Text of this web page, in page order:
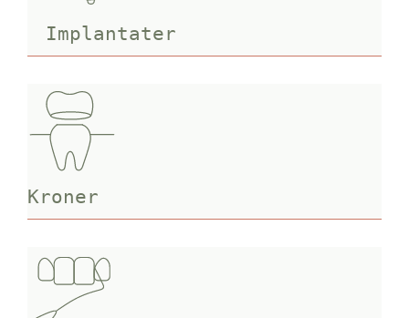
Implantater
Kroner